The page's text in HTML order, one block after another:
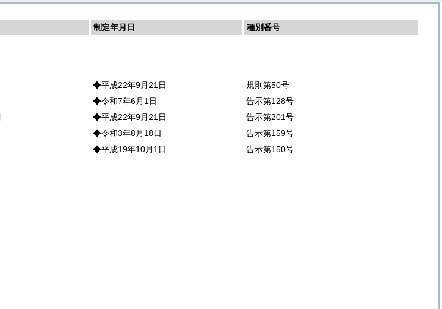
制定年月日
種別番号
◆平成22年9月21日
規則第50号
◆令和7年6月1日
告示第128号
◆平成22年9月21日
告示第201号
◆令和3年8月18日
告示第159号
◆平成19年10月1日 告示第150号